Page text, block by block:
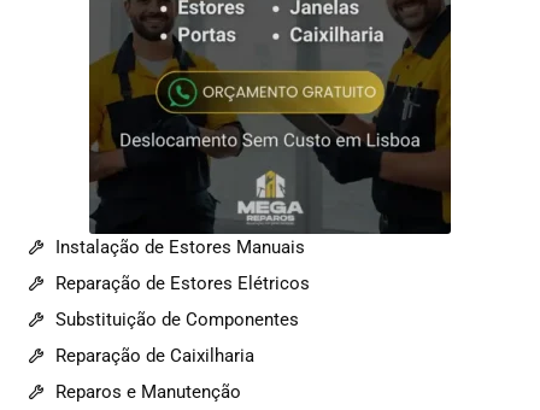
Instalação de Estores Manuais
Reparação de Estores Elétricos
Substituição de Componentes
Reparação de Caixilharia
Reparos e Manutenção